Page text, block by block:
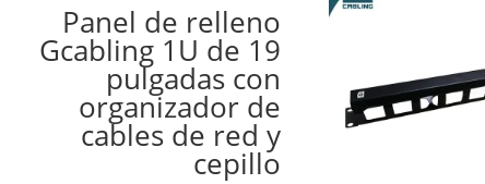
Panel de relleno
Gcabling 1U de 19
pulgadas con
organizador de
cables de red y
cepillo